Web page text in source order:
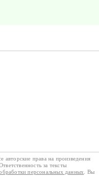
авторские права на произведения
за тексты
персональных данных
. Вы